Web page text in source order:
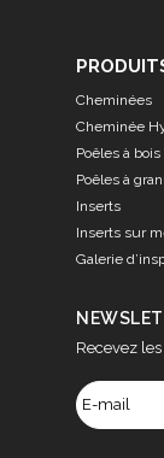
Cheminées
Cheminée
Poêles à
Poêles à
Inserts
Inserts sur
Galerie
Recevez